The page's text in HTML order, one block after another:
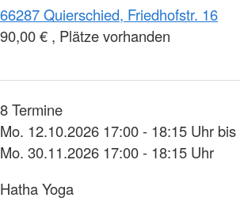
66287 Quierschied, Friedhofstr. 16
90,00 € , Plätze vorhanden
8 Termine
Mo. 12.10.2026 17:00 - 18:15 Uhr bis
Mo. 30.11.2026 17:00 - 18:15 Uhr
Hatha Yoga